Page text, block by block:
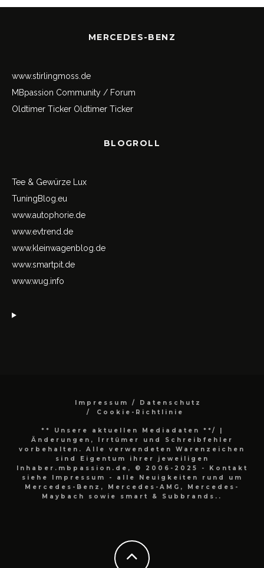
MERCEDES-BENZ
www.stirlingmoss.de
MBpassion Community / Forum
Oldtimer Ticker Oldtimer Ticker
BLOGROLL
Tee & Gewürze Lux
TuningBlog.eu
www.autophorie.de
www.evtrend.de
www.kleinwagenblog.de
www.smartpit.de
www.wug.info
Impressum / Datenschutz
Cookie-Richtlinie
** Unsere aktuellen Mediadaten **/
|
Änderungen, Irrtümer und Schreibfehler
vorbehalten. Alle verwendeten Warenzeichen
sind Eigentum ihrer jeweiligen
Inhaber.mbpassion.de, © 2006-2025 - Kontakt
siehe Impressum - alle Neuigkeiten rund um
Mercedes-Benz, Mercedes-AMG, Mercedes-
Maybach sowie smart & Subbrands..